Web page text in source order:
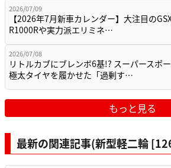
2026/07/09
【2026年7月新車カレンダー】大注目の
R1000Rや実力派エリミネ…
2026/07/08
リトルカブにブレンボ6基!? スーパースポ
極太タイヤを履かせた「過剰す…
もっと見る
最新の関連記事(新型軽二輪